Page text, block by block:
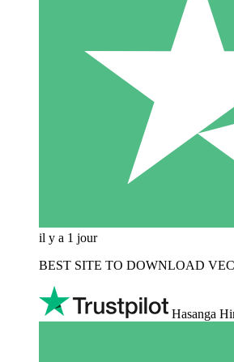
il y a 1 jour
BEST SITE TO DOWNLOAD
Hasanga